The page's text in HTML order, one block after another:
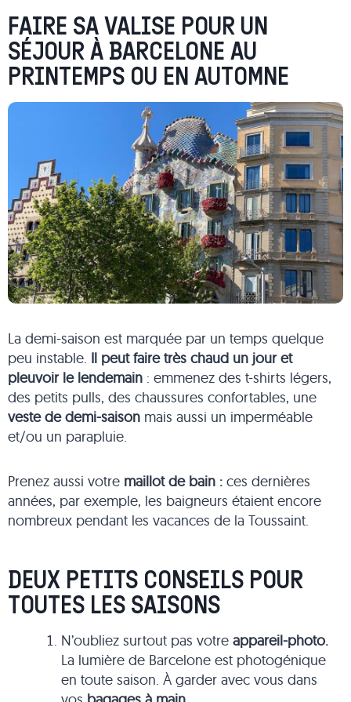
FAIRE SA VALISE POUR UN
SÉJOUR À BARCELONE AU
PRINTEMPS OU EN AUTOMNE
La demi-saison est marquée par un temps quelque
peu instable. Il peut faire très chaud un jour et
pleuvoir le lendemain: emmenez des t-shirts légers,
des petits pulls, des chaussures confortables, une
veste de demi-saison mais aussi un imperméable
et/ou un parapluie.
Prenez aussi votre maillot de bain :ces dernières
années, par exemple, les baigneurs étaient encore
nombreux pendant les vacances de la Toussaint.
DEUX PETITS CONSEILS POUR
TOUTES LES SAISONS
N’oubliez surtout pas votre appareil-photo.
La lumière de Barcelone est photogénique
en toute saison. À garder avec vous dans